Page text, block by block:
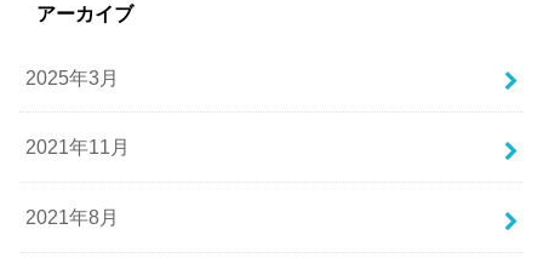
アーカイブ
2025年3月
2021年11月
2021年8月